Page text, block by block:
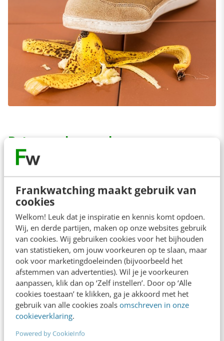
Frankwatching maakt gebruik van
cookies
Welkom! Leuk dat je inspiratie en kennis komt opdoen.
Wij, en derde partijen, maken op onze websites gebruik
van cookies. Wij gebruiken cookies voor het bijhouden
van statistieken, om jouw voorkeuren op te slaan, maar
ook voor marketingdoeleinden (bijvoorbeeld het
afstemmen van advertenties). Wil je je voorkeuren
aanpassen, klik dan op ‘Zelf instellen’. Door op ‘Alle
cookies toestaan’ te klikken, ga je akkoord met het
gebruik van alle cookies zoals omschreven in onze
cookieverklaring.
Powered by CookieInfo
Beter voorkomen dan repareren
grote bedrijven, want deze hebben de media
gehaald. Op kleinere schaal komt het veel vaker
voor, maar hier hoor je nooit iets over. Ook ik
word vandaag de dag nog steeds verrassend
vaak geconfronteerd met dit soort zaken, en
eigenlijk kan dat anno 2016 niet meer.
De gevolgen van deze simpel te voorkomen
fouten zijn gewoonweg te groot om te laten